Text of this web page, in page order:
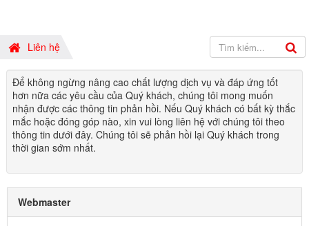
Liên hệ
Để không ngừng nâng cao chất lượng dịch vụ và đáp ứng tốt
hơn nữa các yêu cầu của Quý khách, chúng tôi mong muốn
nhận được các thông tin phản hồi. Nếu Quý khách có bất kỳ thắc
mắc hoặc đóng góp nào, xin vui lòng liên hệ với chúng tôi theo
thông tin dưới đây. Chúng tôi sẽ phản hồi lại Quý khách trong
thời gian sớm nhất.
Webmaster